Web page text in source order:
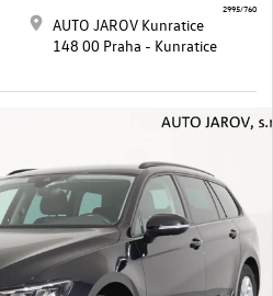
AUTO JAROV Kunratice
148 00 Praha - Kunratice
2995/760